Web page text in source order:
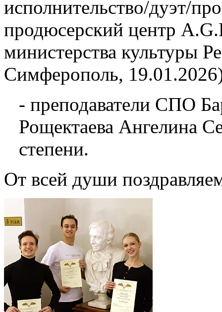
исполнительство/дуэт/
продюсерский центр
министерства культуры
Симферополь,
- преподаватели СПО
Рощектаева Ангелина
степени.
От всей души